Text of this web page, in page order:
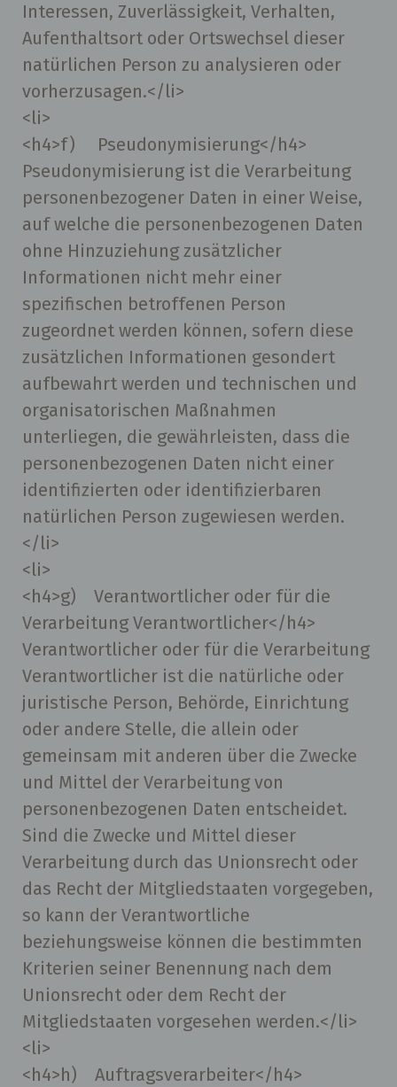
Interessen, Zuverlässigkeit, Verhalten,
Aufenthaltsort oder Ortswechsel dieser
natürlichen Person zu analysieren oder
vorherzusagen.</li>
<li>
<h4>f) Pseudonymisierung</h4>
Pseudonymisierung ist die Verarbeitung
personenbezogener Daten in einer Weise,
auf welche die personenbezogenen Daten
ohne Hinzuziehung zusätzlicher
Informationen nicht mehr einer
spezifischen betroffenen Person
zugeordnet werden können, sofern diese
zusätzlichen Informationen gesondert
aufbewahrt werden und technischen und
organisatorischen Maßnahmen
unterliegen, die gewährleisten, dass die
personenbezogenen Daten nicht einer
identifizierten oder identifizierbaren
natürlichen Person zugewiesen werden.
</li>
<li>
<h4>g) Verantwortlicher oder für die
Verarbeitung Verantwortlicher</h4>
Verantwortlicher oder für die Verarbeitung
Verantwortlicher ist die natürliche oder
juristische Person, Behörde, Einrichtung
oder andere Stelle, die allein oder
gemeinsam mit anderen über die Zwecke
und Mittel der Verarbeitung von
personenbezogenen Daten entscheidet.
Sind die Zwecke und Mittel dieser
Verarbeitung durch das Unionsrecht oder
das Recht der Mitgliedstaaten vorgegeben,
so kann der Verantwortliche
beziehungsweise können die bestimmten
Kriterien seiner Benennung nach dem
Unionsrecht oder dem Recht der
Mitgliedstaaten vorgesehen werden.</li>
<li>
<h4>h) Auftragsverarbeiter</h4>